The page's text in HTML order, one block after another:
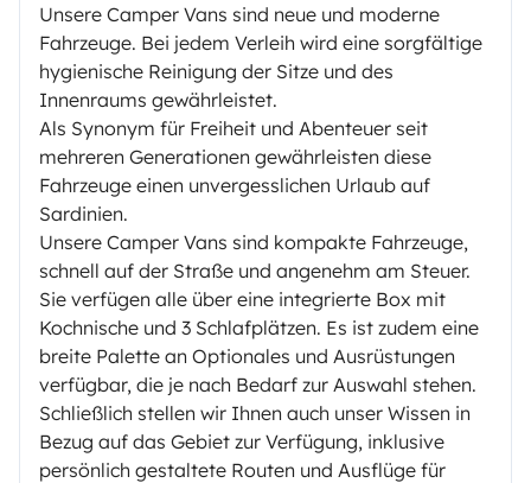
Unsere Camper Vans sind neue und moderne
Fahrzeuge. Bei jedem Verleih wird eine sorgfältige
hygienische Reinigung der Sitze und des
Innenraums gewährleistet.
Als Synonym für Freiheit und Abenteuer seit
mehreren Generationen gewährleisten diese
Fahrzeuge einen unvergesslichen Urlaub auf
Sardinien.
Unsere Camper Vans sind kompakte Fahrzeuge,
schnell auf der Straße und angenehm am Steuer.
Sie verfügen alle über eine integrierte Box mit
Kochnische und 3 Schlafplätzen. Es ist zudem eine
breite Palette an Optionales und Ausrüstungen
verfügbar, die je nach Bedarf zur Auswahl stehen.
Schließlich stellen wir Ihnen auch unser Wissen in
Bezug auf das Gebiet zur Verfügung, inklusive
persönlich gestaltete Routen und Ausflüge für